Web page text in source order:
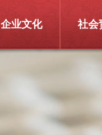
企业文化 社会